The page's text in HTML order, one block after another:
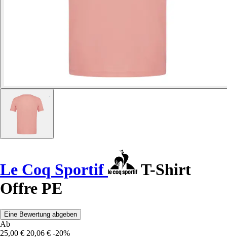
Le Coq Sportif
T-Shirt
Offre PE
Eine Bewertung abgeben
Ab
25,00 € 20,06 € -20%